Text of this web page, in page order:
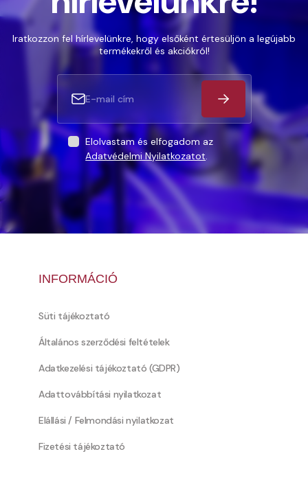
Iratkozzon fel hírlevelünkre, hogy elsőként értesüljön a legújabb
termékekről és akciókról!
Elolvastam és elfogadom az
Adatvédelmi Nyilatkozatot.
INFORMÁCIÓ
Süti tájékoztató
Általános szerződési feltételek
Adatkezelési tájékoztató (GDPR)
Adattovábbítási nyilatkozat
Elállási / Felmondási nyilatkozat
Fizetési tájékoztató